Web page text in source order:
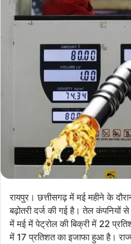
रायपुर। छत्तीसगढ़ में मई महीने के
बढ़ोतरी दर्ज की गई है। तेल
में मई में पेट्रोल की बिक्री में 22
में 17 प्रतिशत का इजाफा हुआ है।